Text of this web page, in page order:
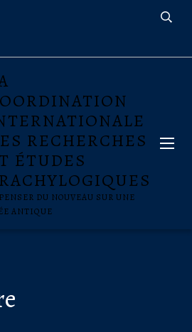
RECHERCHES
ÉTUDES
DU NOUVEAU SUR UNE
ANTIQUE